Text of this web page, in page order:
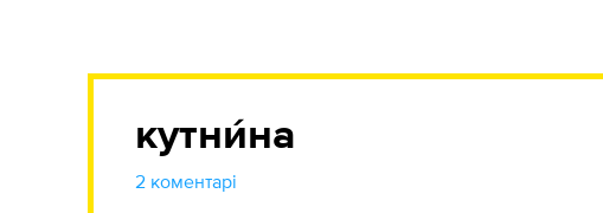
кутни́на
2 коментарі